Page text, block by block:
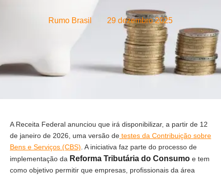
Rumo Brasil 29 dezembro 2025
A Receita Federal anunciou que irá disponibilizar, a partir de 12
de janeiro de 2026, uma versão de testes da Contribuição sobre
Bens e Serviços (CBS) . A iniciativa faz parte do processo de
implementação da Reforma Tributária do Consumo e tem
como objetivo permitir que empresas, profissionais da área